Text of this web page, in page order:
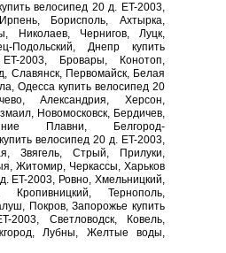
велосипед 20 д. ET-2003,
Борисполь, Ахтырка,
Николаев, Чернигов, Луцк,
Подольский, Днепр купить
2003, Бровары, Конотоп,
Славянск, Первомайск, Белая
Одесса купить велосипед 20
Александрия, Херсон,
Новомосковск, Бердичев,
Плавни, Белгород-
велосипед 20 д. ET-2003,
Звягель, Стрый, Прилуки,
Житомир, Черкассы, Харьков
ET-2003, Ровно, Хмельницкий,
Кропивницкий, Тернополь,
Покров, Запорожье купить
2003, Светловодск, Ковель,
Лубны, Желтые воды,